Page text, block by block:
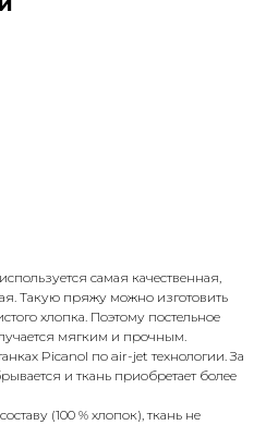
самая качественная,
Такую пряжу можно изготовить
хлопка. Поэтому постельное
мягким и прочным.
Picanol по air-jet технологии. За
и ткань приобретает более
(100 % хлопок), ткань не